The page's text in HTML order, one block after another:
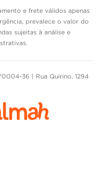
e frete válidos apenas
prevalece o valor do
sujeitas à análise e
36 | Rua Quirino, 1294